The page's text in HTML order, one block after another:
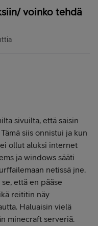
voinko tehdä
sivuilta, että saisin
siis onnistui ja kun
ollut aluksi internet
ja windows sääti
netissä jne.
että en pääse
reititin näy
Haluaisin vielä
minecraft serveriä.